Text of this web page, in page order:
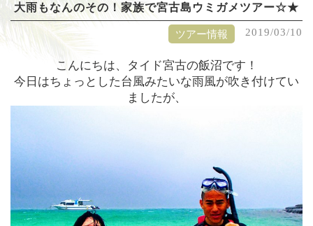
大雨もなんのその！家族で宮古島ウミガメツアー☆★
ツアー情報 2019/03/10
こんにちは、タイド宮古の飯沼です！
今日はちょっとした台風みたいな雨風が吹き付けてい
ましたが、